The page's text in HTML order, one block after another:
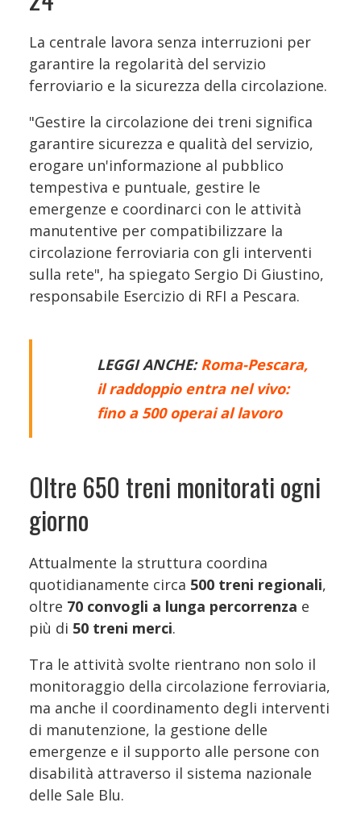
La centrale lavora senza interruzioni per
garantire la regolarità del servizio
ferroviario e la sicurezza della circolazione.
"Gestire la circolazione dei treni significa
garantire sicurezza e qualità del servizio,
erogare un'informazione al pubblico
tempestiva e puntuale, gestire le
emergenze e coordinarci con le attività
manutentive per compatibilizzare la
circolazione ferroviaria con gli interventi
sulla rete", ha spiegato Sergio Di Giustino,
responsabile Esercizio di RFI a Pescara.
LEGGI ANCHE:Roma-Pescara,
il raddoppio entra nel vivo:
fino a 500 operai al lavoro
Oltre 650 treni monitorati ogni
giorno
Attualmente la struttura coordina
quotidianamente circa 500 treni regionali,
oltre 70 convogli a lunga percorrenza e
più di 50 treni merci.
Tra le attività svolte rientrano non solo il
monitoraggio della circolazione ferroviaria,
ma anche il coordinamento degli interventi
di manutenzione, la gestione delle
emergenze e il supporto alle persone con
disabilità attraverso il sistema nazionale
delle Sale Blu.